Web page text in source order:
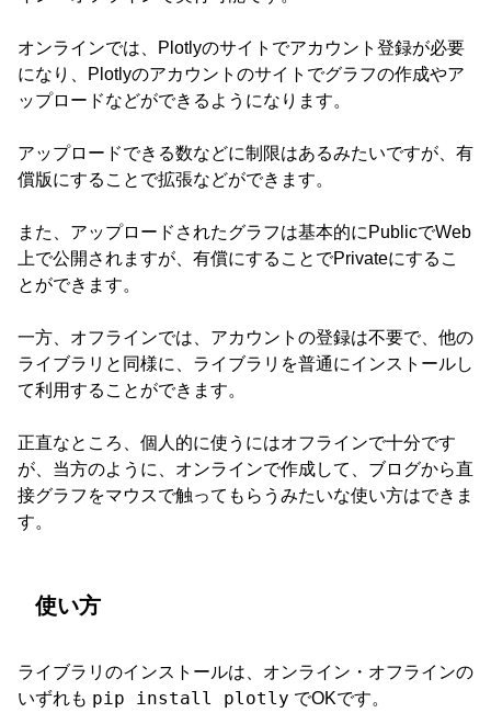
オンラインでは、Plotlyのサイトでアカウント登録が必要
になり、Plotlyのアカウントのサイトでグラフの作成やア
ップロードなどができるようになります。
アップロードできる数などに制限はあるみたいですが、有
償版にすることで拡張などができます。
また、アップロードされたグラフは基本的にPublicでWeb
上で公開されますが、有償にすることでPrivateにするこ
とができます。
一方、オフラインでは、アカウントの登録は不要で、他の
ライブラリと同様に、ライブラリを普通にインストールし
て利用することができます。
正直なところ、個人的に使うにはオフラインで十分です
が、当方のように、オンラインで作成して、ブログから直
接グラフをマウスで触ってもらうみたいな使い方はできま
す。
使い方
ライブラリのインストールは、オンライン・オフラインの
いずれも pip install plotly でOKです。